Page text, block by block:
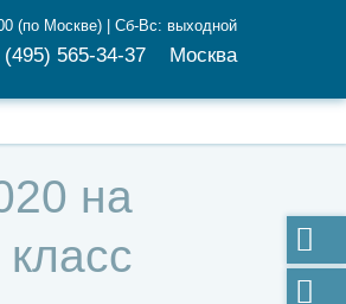
(по Москве) | Сб-Вс: выходной
(495) 565-34-37 Москва
на